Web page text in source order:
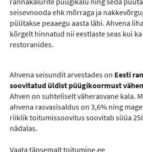
seisevnooda ehk mõrraga ja
püütakse peaaegu aasta läbi. Ahvena
kõrgelt hinnatud nii eestlaste seas kui
restoranides.
Ahvena seisundit arvestades on Eesti
soovitatud üldist püügikoormust
Ahven on suhteliselt väherasvane kala.
ahvena rasvasisaldus on 3,6% ning
riiklik toitumissoovitus soovitab süüa
nädalas.
Vaata täpsemalt toitumine.ee